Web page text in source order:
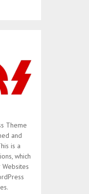
Theme
and
is a
which